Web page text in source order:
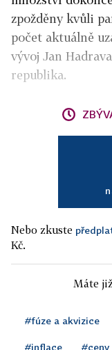
zpožděny kvůli
počet aktuálně
vývoj Jan
republika.
Nebo zkuste
Kč.
Máte
#fúze a akvizice
#inflace #ceny